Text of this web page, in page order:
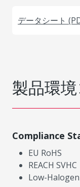
データシート
製品環
Compliance
EU RoHS
REACH SVHC
Low-Halogen